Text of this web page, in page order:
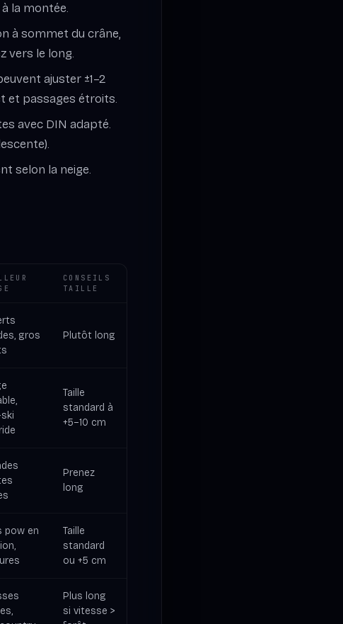
la montée.
à sommet du crâne,
vers le long.
ajuster ±1–2
et passages étroits.
avec DIN adapté.
selon la neige.
CONSEILS
TAILLE
gros
Plutôt long
Taille
standard à
+5–10 cm
Prenez
long
pow en
Taille
standard
ou +5 cm
Plus long
si vitesse >